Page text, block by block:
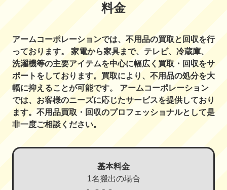
料金
アームコーポレーションでは、不用品の買取と回収を行
っております。 家電から家具まで、テレビ、冷蔵庫、
洗濯機等の主要アイテムを中心に幅広く買取・回収をサ
ポートをしております。買取により、不用品の処分を大
幅に抑えることが可能です。 アームコーポレーション
では、お客様のニーズに応じたサービスを提供しており
ます。不用品買取・回収のプロフェッショナルとして是
非一度ご相談ください。
基本料金
1名搬出の場合